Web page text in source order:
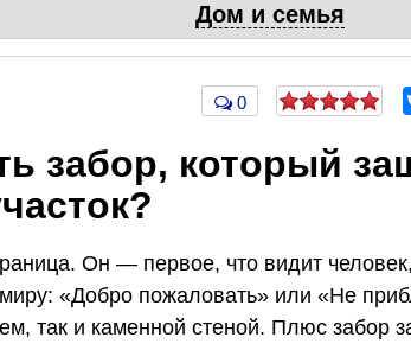
Дом и семья
0
забор, который
Он — первое, что видит
«Добро пожаловать» или «Не
так и каменной стеной. Плюс забор